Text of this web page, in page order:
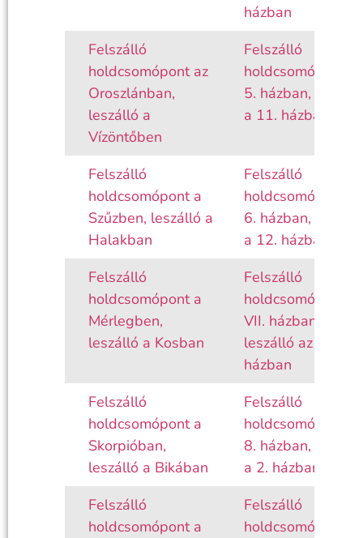
házban
Felszálló
holdcsomópont az
Oroszlánban,
leszálló a
Vízöntőben
Felszálló
holdcsomópont az
5. házban,
a 11. házban
Felszálló
holdcsomópont a
Szűzben, leszálló a
Halakban
Felszálló
holdcsomópont a
6. házban,
a 12. házban
Felszálló
holdcsomópont a
Mérlegben,
leszálló a Kosban
Felszálló
holdcsomópont a
VII. házban,
leszálló az I.
házban
Felszálló
holdcsomópont a
Skorpióban,
leszálló a Bikában
Felszálló
holdcsomópont a
8. házban,
a 2. házban
Felszálló
holdcsomópont a
Felszálló
holdcsomópont a